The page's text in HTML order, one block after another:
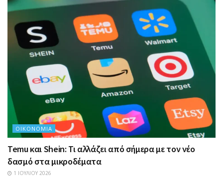
ΟΙΚΟΝΟΜΊΑ
Temu και Shein: Τι αλλάζει από σήμερα με τον νέο
δασμό στα μικροδέματα
1 ΙΟΥΛΊΟΥ 2026